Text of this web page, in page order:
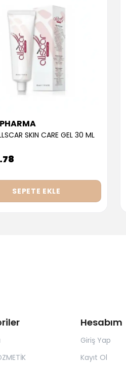
SKIN CARE GEL 30 ML
SEPETE EKLE
Hesabım
Giriş Yap
Kayıt Ol